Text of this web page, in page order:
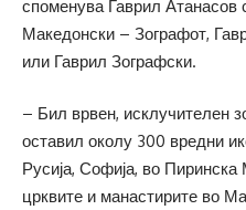
споменува Гаврил Атанасов
Македонски – Зографот,
или Гаврил Зографски.
– Бил врвен, исклучителен
оставил околу 300 вредни
Русија, Софија, во
црквите и манастирите во